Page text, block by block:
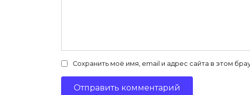
Сохранить моё имя, email и адрес сайта в этом